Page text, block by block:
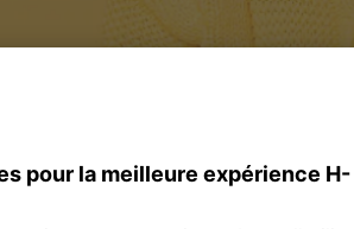
de fidélité
plus possible de cumuler ou
au programme de fidélité HotMiles et